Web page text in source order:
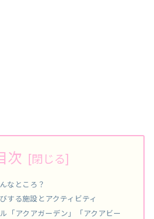
次
なところ？
する施設とアクティビティ
「アクアガーデン」「アクアビー